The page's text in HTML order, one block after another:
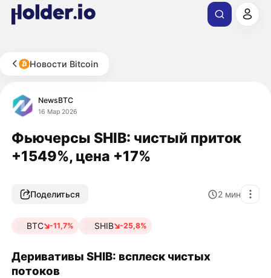
Новости Bitcoin
NewsBTC
16 Мар 2026
Фьючерсы SHIB: чистый приток
+1549%, цена +17%
Поделиться 2 мин
BTC -11,7% SHIB -25,8%
Деривативы SHIB: всплеск чистых
потоков